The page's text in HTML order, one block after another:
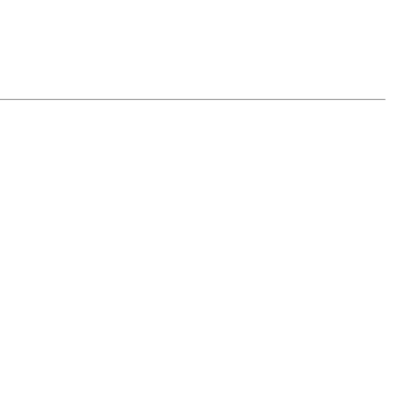
Vipps, Klarna och Google Pay.
debiteras kortet/fakturan.